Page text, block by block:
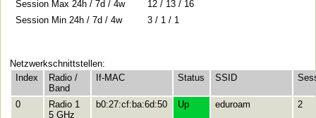
Session Max 24h / 7d / 4w
12 / 13 / 16
Session Min 24h / 7d / 4w
3 / 1 / 1
Netzwerkschnittstellen:
Index
Radio /
Band
If-MAC Status SSID
0
Radio 1
5 GHz
b0:27:cf:ba:6d:50 Up eduroam 2